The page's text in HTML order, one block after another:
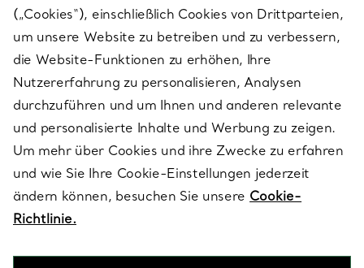
SERVICES
ÜBER TIFFANY & CO.
RECHTLICHE HINWEISE
FOLGEN SIE UNS
(„Cookies“), einschließlich Cookies von Drittparteien,
um unsere Website zu betreiben und zu verbessern,
die Website-Funktionen zu erhöhen, Ihre
Nutzererfahrung zu personalisieren, Analysen
durchzuführen und um Ihnen und anderen relevante
und personalisierte Inhalte und Werbung zu zeigen.
Um mehr über Cookies und ihre Zwecke zu erfahren
und wie Sie Ihre Cookie-Einstellungen jederzeit
ändern können, besuchen Sie unsere Cookie-
Richtlinie.